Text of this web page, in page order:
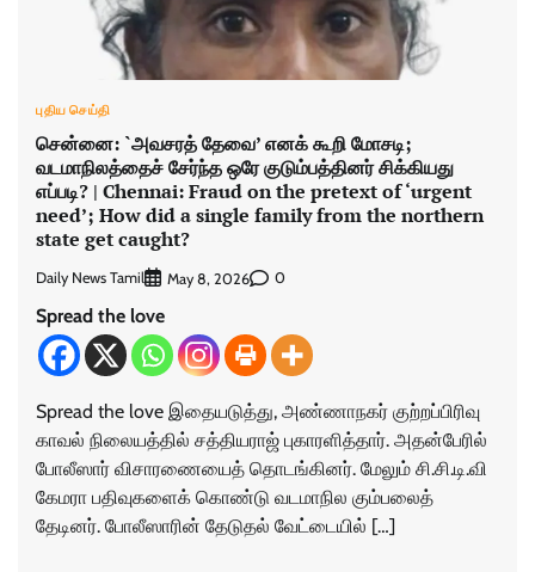
புதிய செய்தி
சென்னை: `அவசரத் தேவை’ எனக் கூறி மோசடி;
வடமாநிலத்தைச் சேர்ந்த ஒரே குடும்பத்தினர் சிக்கியது
எப்படி? | Chennai: Fraud on the pretext of ‘urgent
need’; How did a single family from the northern
state get caught?
Daily News Tamil May 8, 2026 0
Spread the love
Spread the love இதையடுத்து, அண்ணாநகர் குற்றப்பிரிவு
காவல் நிலையத்தில் சத்தியராஜ் புகாரளித்தார். அதன்பேரில்
போலீஸார் விசாரணையைத் தொடங்கினர். மேலும் சி.சி.டி.வி
கேமரா பதிவுகளைக் கொண்டு வடமாநில கும்பலைத்
தேடினர். போலீஸாரின் தேடுதல் வேட்டையில் […]